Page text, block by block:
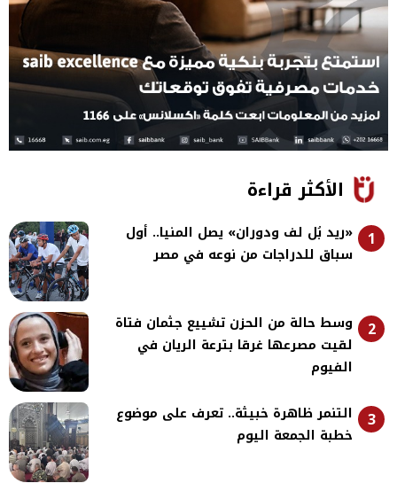
الأكثر قراءة
1
«ريد بُل لف ودوران» يصل المنيا.. أول
سباق للدراجات من نوعه في مصر
2
وسط حالة من الحزن تشييع جثمان فتاة
لقيت مصرعها غرقا بترعة الريان في
الفيوم
3
التنمر ظاهرة خبيثة.. تعرف على موضوع
خطبة الجمعة اليوم